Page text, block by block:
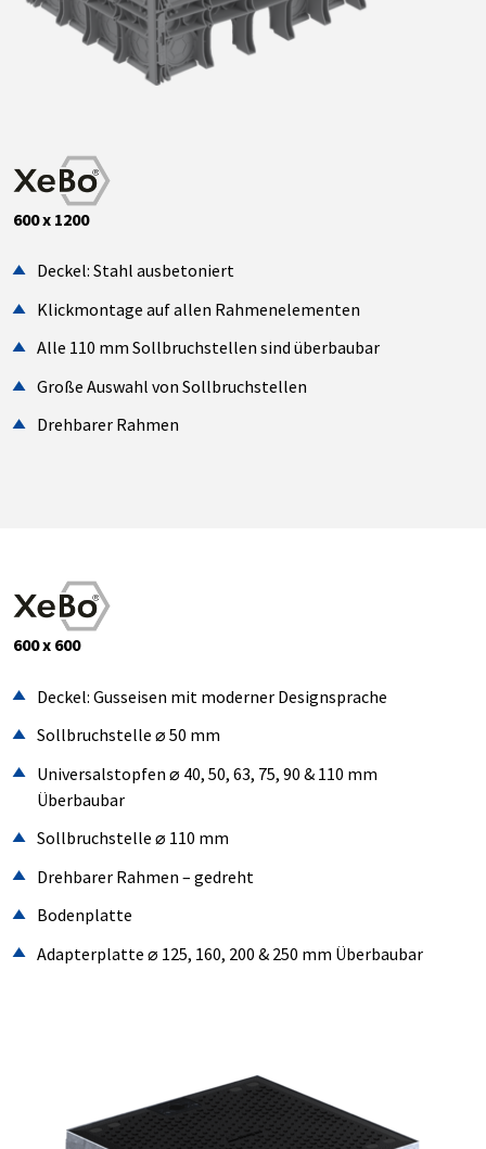
600 x 1200
Deckel: Stahl ausbetoniert
Klickmontage auf allen Rahmenelementen
Alle 110 mm Sollbruchstellen sind überbaubar
Große Auswahl von Sollbruchstellen
Drehbarer Rahmen
600 x 600
Deckel: Gusseisen mit moderner Designsprache
Sollbruchstelle ⌀ 50 mm
Universalstopfen ⌀ 40, 50, 63, 75, 90 & 110 mm
Überbaubar
Sollbruchstelle ⌀ 110 mm
Drehbarer Rahmen – gedreht
Bodenplatte
Adapterplatte ⌀ 125, 160, 200 & 250 mm Überbaubar